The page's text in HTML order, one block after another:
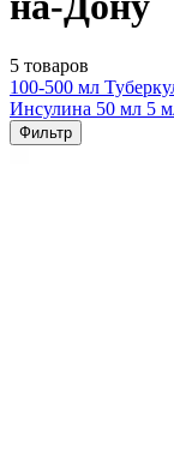
5 товаров
100-500 мл
Инсулина 50 мл 5
Фильтр